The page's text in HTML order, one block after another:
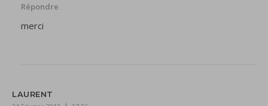
Répondre
merci
LAURENT